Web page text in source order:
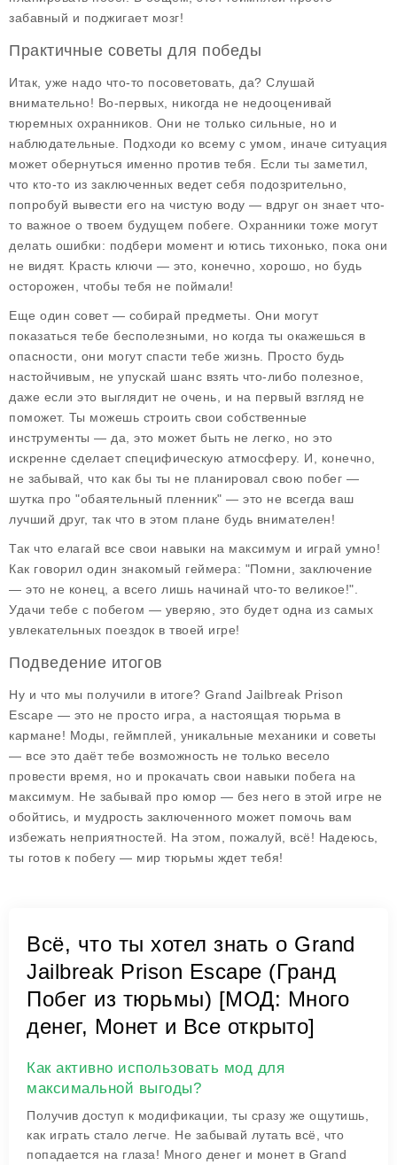
забавный и поджигает мозг!
Практичные советы для победы
Итак, уже надо что-то посоветовать, да? Слушай
внимательно! Во-первых, никогда не недооценивай
тюремных охранников. Они не только сильные, но и
наблюдательные. Подходи ко всему с умом, иначе ситуация
может обернуться именно против тебя. Если ты заметил,
что кто-то из заключенных ведет себя подозрительно,
попробуй вывести его на чистую воду — вдруг он знает что-
то важное о твоем будущем побеге. Охранники тоже могут
делать ошибки: подбери момент и ютись тихонько, пока они
не видят. Красть ключи — это, конечно, хорошо, но будь
осторожен, чтобы тебя не поймали!
Еще один совет — собирай предметы. Они могут
показаться тебе бесполезными, но когда ты окажешься в
опасности, они могут спасти тебе жизнь. Просто будь
настойчивым, не упускай шанс взять что-либо полезное,
даже если это выглядит не очень, и на первый взгляд не
поможет. Ты можешь строить свои собственные
инструменты — да, это может быть не легко, но это
искренне сделает специфическую атмосферу. И, конечно,
не забывай, что как бы ты не планировал свою побег —
шутка про "обаятельный пленник" — это не всегда ваш
лучший друг, так что в этом плане будь внимателен!
Так что елагай все свои навыки на максимум и играй умно!
Как говорил один знакомый геймера: "Помни, заключение
— это не конец, а всего лишь начинай что-то великое!".
Удачи тебе с побегом — уверяю, это будет одна из самых
увлекательных поездок в твоей игре!
Подведение итогов
Ну и что мы получили в итоге? Grand Jailbreak Prison
Escape — это не просто игра, а настоящая тюрьма в
кармане! Моды, геймплей, уникальные механики и советы
— все это даёт тебе возможность не только весело
провести время, но и прокачать свои навыки побега на
максимум. Не забывай про юмор — без него в этой игре не
обойтись, и мудрость заключенного может помочь вам
избежать неприятностей. На этом, пожалуй, всё! Надеюсь,
ты готов к побегу — мир тюрьмы ждет тебя!
Всё, что ты хотел знать о Grand
Jailbreak Prison Escape (Гранд
Побег из тюрьмы) [МОД: Много
денег, Монет и Все открыто]
Как активно использовать мод для
максимальной выгоды?
Получив доступ к модификации, ты сразу же ощутишь,
как играть стало легче. Не забывай лутать всё, что
попадается на глаза! Много денег и монет в Grand